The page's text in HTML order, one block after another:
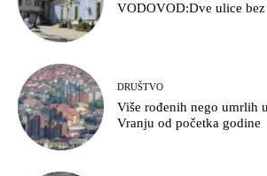
VODOVOD:Dve ulice bez
DRUŠTVO
Više rođenih nego umrlih u
Vranju od početka godine